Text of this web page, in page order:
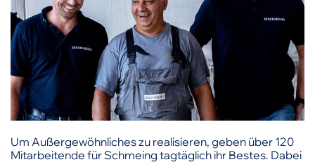
Um Außergewöhnliches zu realisieren, geben über 120
Mitarbeitende für Schmeing tagtäglich ihr Bestes. Dabei